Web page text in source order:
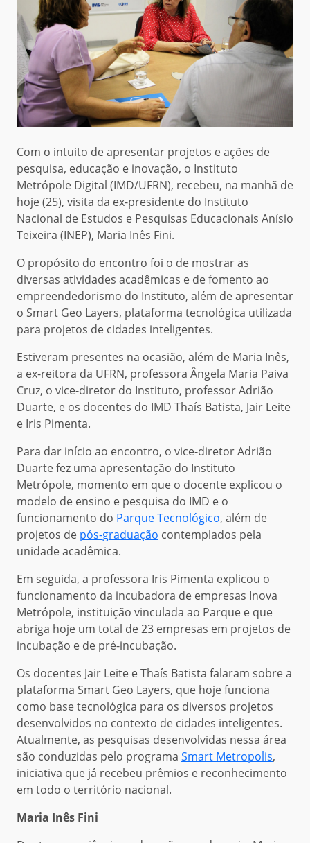
Com o intuito de apresentar projetos e ações de
pesquisa, educação e inovação, o Instituto
Metrópole Digital (IMD/UFRN), recebeu, na manhã de
hoje (25), visita da ex-presidente do Instituto
Nacional de Estudos e Pesquisas Educacionais Anísio
Teixeira (INEP), Maria Inês Fini.
O propósito do encontro foi o de mostrar as
diversas atividades acadêmicas e de fomento ao
empreendedorismo do Instituto, além de apresentar
o Smart Geo Layers, plataforma tecnológica utilizada
para projetos de cidades inteligentes.
Estiveram presentes na ocasião, além de Maria Inês,
a ex-reitora da UFRN, professora Ângela Maria Paiva
Cruz, o vice-diretor do Instituto, professor Adrião
Duarte, e os docentes do IMD Thaís Batista, Jair Leite
e Iris Pimenta.
Para dar início ao encontro, o vice-diretor Adrião
Duarte fez uma apresentação do Instituto
Metrópole, momento em que o docente explicou o
modelo de ensino e pesquisa do IMD e o
funcionamento do Parque Tecnológico, além de
projetos de pós-graduação contemplados pela
unidade acadêmica.
Em seguida, a professora Iris Pimenta explicou o
funcionamento da incubadora de empresas Inova
Metrópole, instituição vinculada ao Parque e que
abriga hoje um total de 23 empresas em projetos de
incubação e de pré-incubação.
Os docentes Jair Leite e Thaís Batista falaram sobre a
plataforma Smart Geo Layers, que hoje funciona
como base tecnológica para os diversos projetos
desenvolvidos no contexto de cidades inteligentes.
Atualmente, as pesquisas desenvolvidas nessa área
são conduzidas pelo programa Smart Metropolis,
iniciativa que já recebeu prêmios e reconhecimento
em todo o território nacional.
Maria Inês Fini